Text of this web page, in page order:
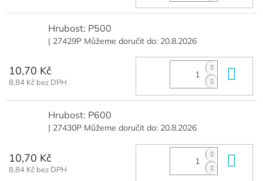
Hrubost: P500
| 27429P Můžeme doručit do: 20.8.2026
10,70 Kč
8,84 Kč bez DPH
Hrubost: P600
| 27430P Můžeme doručit do: 20.8.2026
10,70 Kč
8,84 Kč bez DPH